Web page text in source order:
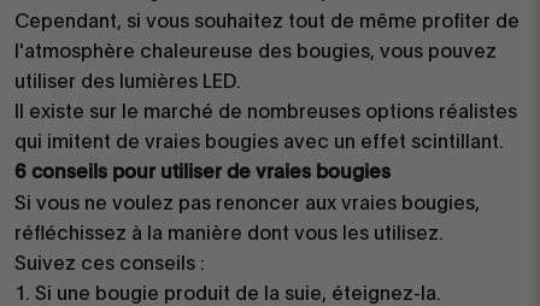
Cependant, si vous souhaitez tout de même profiter de
l'atmosphère chaleureuse des bougies, vous pouvez
utiliser des lumières LED.
Il existe sur le marché de nombreuses options réalistes
qui imitent de vraies bougies avec un effet scintillant.
6 conseils pour utiliser de vraies bougies
Si vous ne voulez pas renoncer aux vraies bougies,
réfléchissez à la manière dont vous les utilisez.
Suivez ces conseils :
Si une bougie produit de la suie, éteignez-la.